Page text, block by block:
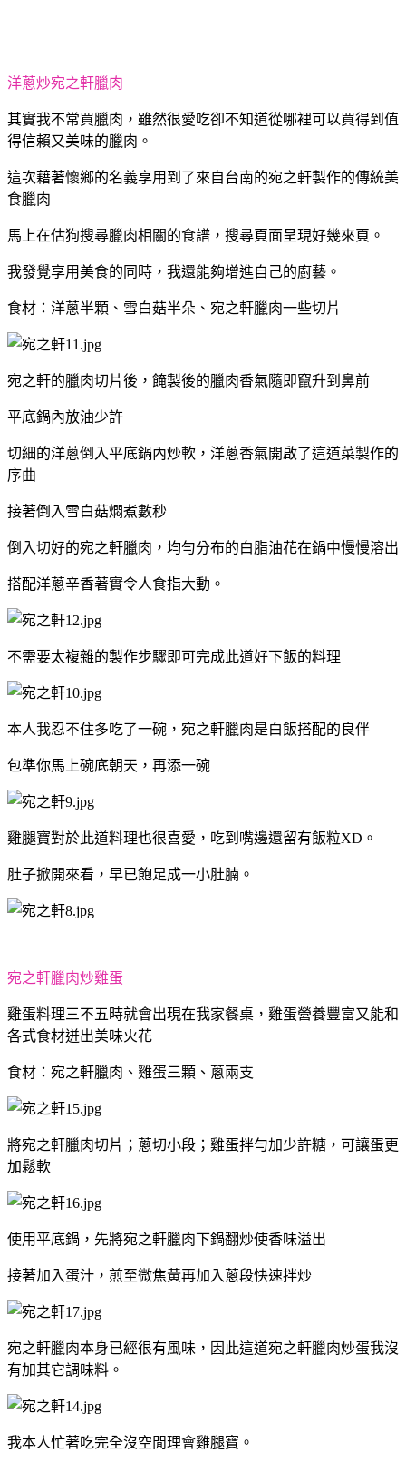
洋蔥炒宛之軒臘肉
其實我不常買臘肉，雖然很愛吃卻不知道從哪裡可以買得到值
得信賴又美味的臘肉。
這次藉著懷鄉的名義享用到了來自台南的宛之軒製作的傳統美
食臘肉
馬上在估狗搜尋臘肉相關的食譜，搜尋頁面呈現好幾來頁。
我發覺享用美食的同時，我還能夠增進自己的廚藝。
食材：洋蔥半顆、雪白菇半朵、宛之軒臘肉一些切片
宛之軒的臘肉切片後，餣製後的臘肉香氣隨即竄升到鼻前
平底鍋內放油少許
切細的洋蔥倒入平底鍋內炒軟，洋蔥香氣開啟了這道菜製作的
序曲
接著倒入雪白菇燜煮數秒
倒入切好的宛之軒臘肉，均勻分布的白脂油花在鍋中慢慢溶出
搭配洋蔥辛香著實令人食指大動。
不需要太複雜的製作步驟即可完成此道好下飯的料理
本人我忍不住多吃了一碗，宛之軒臘肉是白飯搭配的良伴
包準你馬上碗底朝天，再添一碗
雞腿寶對於此道料理也很喜愛，吃到嘴邊還留有飯粒XD。
肚子掀開來看，早已飽足成一小肚腩。
宛之軒臘肉炒雞蛋
雞蛋料理三不五時就會出現在我家餐桌，雞蛋營養豐富又能和
各式食材迸出美味火花
食材：宛之軒臘肉、雞蛋三顆、蔥兩支
將宛之軒臘肉切片；蔥切小段；雞蛋拌勻加少許糖，可讓蛋更
加鬆軟
使用平底鍋，先將宛之軒臘肉下鍋翻炒使香味溢出
接著加入蛋汁，煎至微焦黃再加入蔥段快速拌炒
宛之軒臘肉本身已經很有風味，因此這道宛之軒臘肉炒蛋我沒
有加其它調味料。
我本人忙著吃完全沒空閒理會雞腿寶。